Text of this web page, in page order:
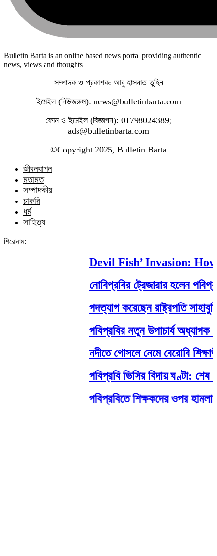
Bulletin Barta is an online based news portal providing authentic
news, views and thoughts
সম্পাদক ও প্রকাশক: আবু হাসনাত তুহিন
ইমেইল (নিউজরুম): news@bulletinbarta.com
ফোন ও ইমেইল (বিজ্ঞাপন): 01798024389;
ads@bulletinbarta.com
©️Copyright 2025, Bulletin Barta
জীবনযাপন
মতামত
সম্পাদকীয়
চাকরি
ধর্ম
সাহিত্য
শিরোনাম:
Devil Fish’ Invasion: How
নোবিপ্রবির ট্রেজারার হলেন পবিপ্রবি
পদত্যাগ করেছেন রাষ্ট্রপতি সাহাবুদ্দিন
পবিপ্রবির নতুন উপাচার্য অধ্যাপক ড.
নদীতে গোসলে নেমে বেরোবি শিক্ষার্থীর
পবিপ্রবি ভিসির বিদায় ঘণ্টা: শেষ
পবিপ্রবিতে শিক্ষকদের ওপর হামলা: